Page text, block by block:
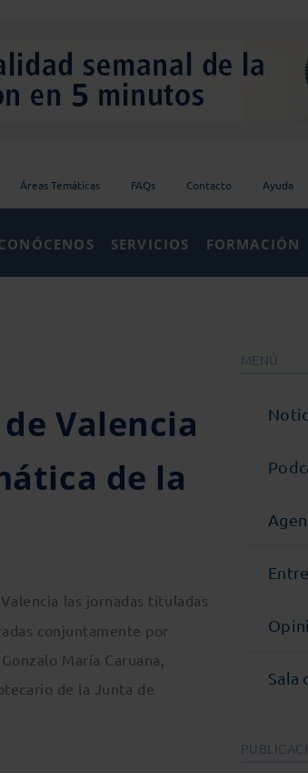
Áreas Temáticas FAQs Contacto Ayuda
SERVICIOS FORMACIÓN
de Valencia
de la
las jornadas tituladas
conjuntamente por
María Caruana,
de la Junta de
MENÚ
Sala